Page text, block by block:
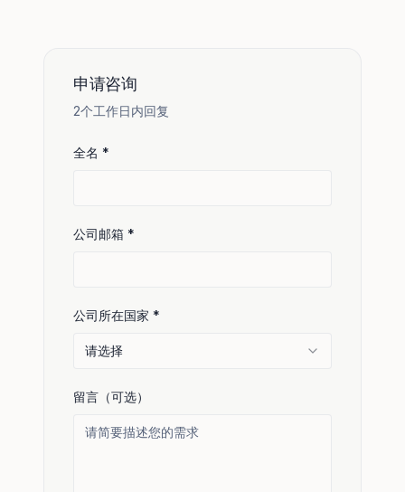
申请咨询
2个工作日内回复
全名 *
公司邮箱 *
公司所在国家 *
请选择
留言（可选）